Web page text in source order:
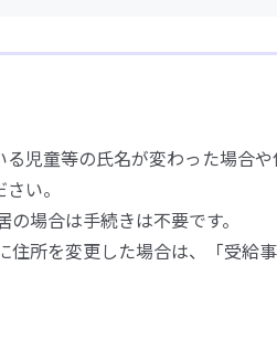
児童等の氏名が変わった場合
い。
場合は手続きは不要です。
所を変更した場合は、「受給